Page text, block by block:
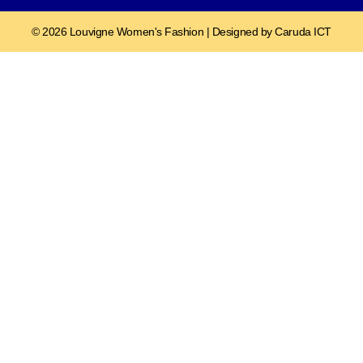
© 2026 Louvigne Women's Fashion | Designed by Caruda ICT